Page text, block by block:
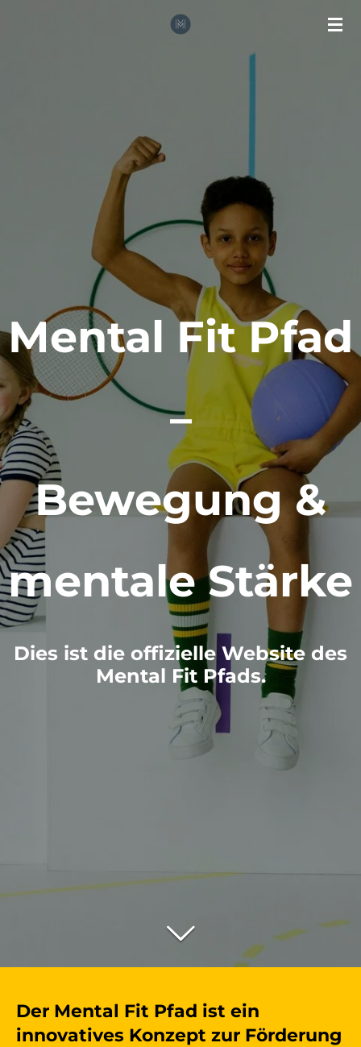
Mental Fit Pfad
–
Bewegung &
mentale Stärke
Dies ist die offizielle Website des
Mental Fit Pfads.
Der Mental Fit Pfad ist ein
innovatives Konzept zur Förderung